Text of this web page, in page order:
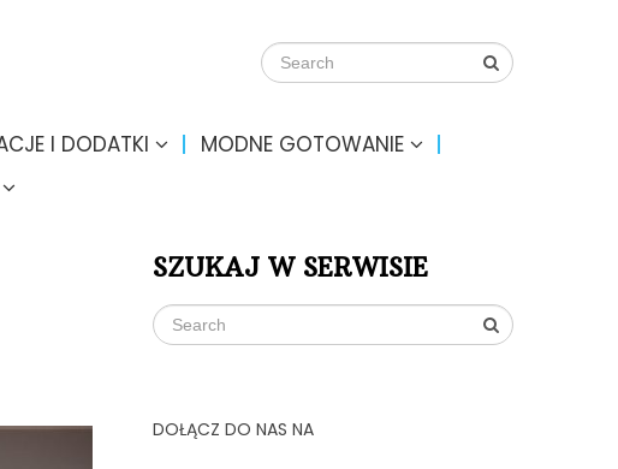
I DODATKI
MODNE GOTOWANIE
SZUKAJ W SERWISIE
DOŁĄCZ DO NAS NA